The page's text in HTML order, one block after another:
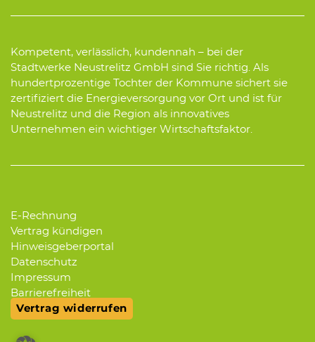
Kompetent, verlässlich, kundennah – bei der
Stadtwerke Neustrelitz GmbH sind Sie richtig. Als
hundertprozentige Tochter der Kommune sichert sie
zertifiziert die Energieversorgung vor Ort und ist für
Neustrelitz und die Region als innovatives
Unternehmen ein wichtiger Wirtschaftsfaktor.
E-Rechnung
Vertrag kündigen
Hinweisgeberportal
Datenschutz
Impressum
Barrierefreiheit
Vertrag widerrufen